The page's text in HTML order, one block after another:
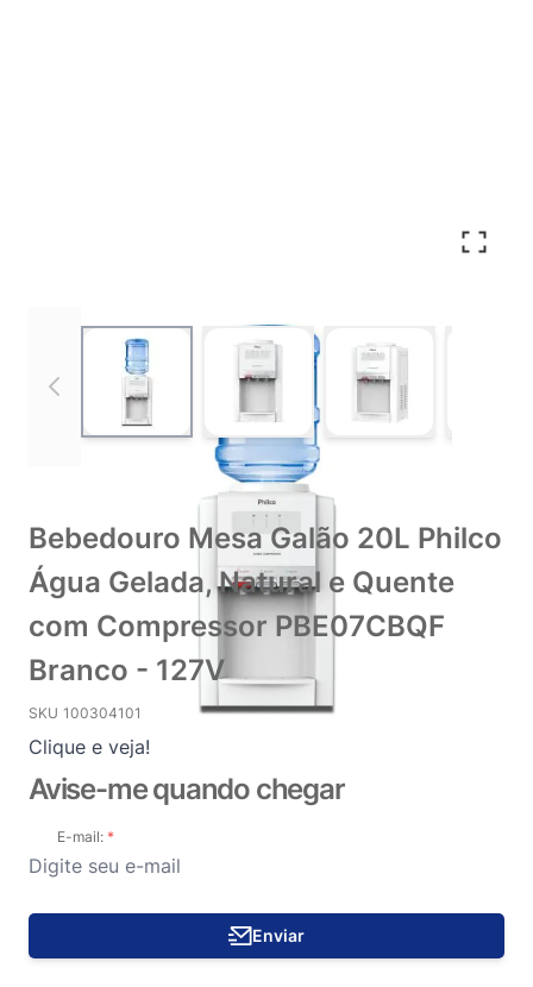
View larger imageView larger imageView larger
Bebedouro Mesa Galão 20L Philco
Água Gelada, Natural e Quente
com Compressor PBE07CBQF
Branco - 127V
SKU 100304101
Clique e veja!
Avise-me quando chegar
E-mail:
Enviar